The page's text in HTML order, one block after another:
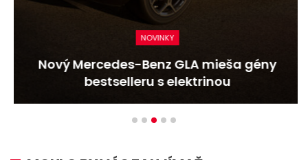
NOVINKY
Nový Mercedes-Benz GLA mieša gény
bestselleru s elektrinou